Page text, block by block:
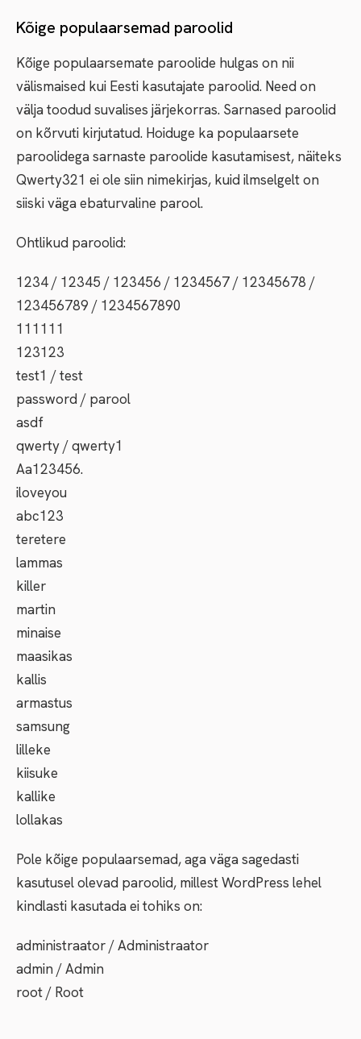
Kõige populaarsemad paroolid
Kõige populaarsemate paroolide hulgas on nii
välismaised kui Eesti kasutajate paroolid. Need on
välja toodud suvalises järjekorras. Sarnased paroolid
on kõrvuti kirjutatud. Hoiduge ka populaarsete
paroolidega sarnaste paroolide kasutamisest, näiteks
Qwerty321 ei ole siin nimekirjas, kuid ilmselgelt on
siiski väga ebaturvaline parool.
Ohtlikud paroolid:
1234 / 12345 / 123456 / 1234567 / 12345678 /
123456789 / 1234567890
111111
123123
test1 / test
password / parool
asdf
qwerty / qwerty1
Aa123456.
iloveyou
abc123
teretere
lammas
killer
martin
minaise
maasikas
kallis
armastus
samsung
lilleke
kiisuke
kallike
lollakas
Pole kõige populaarsemad, aga väga sagedasti
kasutusel olevad paroolid, millest WordPress lehel
kindlasti kasutada ei tohiks on:
administraator / Administraator
admin / Admin
root / Root